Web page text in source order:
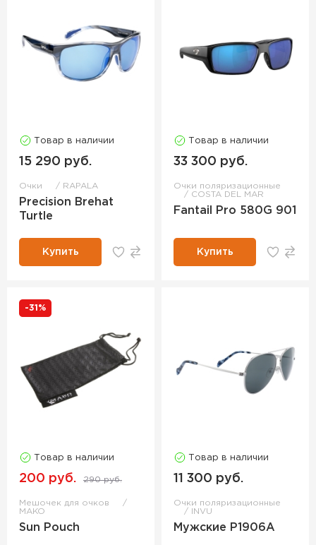
Товар в наличии
15 290 руб.
Очки RAPALA
Precision Brehat
Turtle
Купить
Товар в наличии
33 300 руб.
Очки поляризационные
COSTA DEL MAR
Fantail Pro 580G 901
Купить
-31%
Товар в наличии
200 руб. 290 руб.
Мешочек для очков
MAKO
Sun Pouch
Товар в наличии
11 300 руб.
Очки поляризационные
INVU
Мужские P1906A